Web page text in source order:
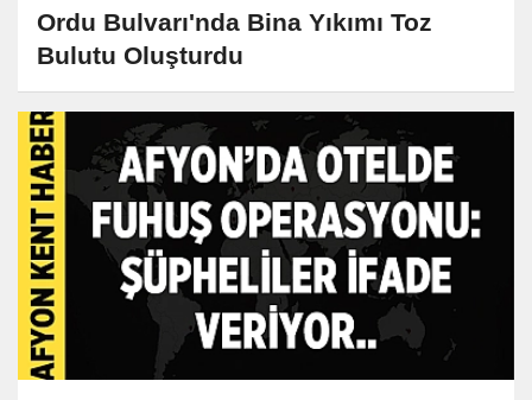
Ordu Bulvarı'nda Bina Yıkımı Toz
Bulutu Oluşturdu